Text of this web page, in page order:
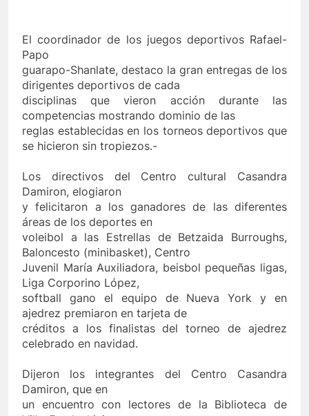
El coordinador de los juegos deportivos Rafael-
Papo
guarapo-Shanlate, destaco la gran entregas de los
dirigentes deportivos de cada
disciplinas que vieron acción durante las
competencias mostrando dominio de las
reglas establecidas en los torneos deportivos que
se hicieron sin tropiezos.-
Los directivos del Centro cultural Casandra
Damiron, elogiaron
y felicitaron a los ganadores de las diferentes
áreas de los deportes en
voleibol a las Estrellas de Betzaida Burroughs,
Baloncesto (minibasket), Centro
Juvenil María Auxiliadora, beisbol pequeñas ligas,
Liga Corporino López,
softball gano el equipo de Nueva York y en
ajedrez premiaron en tarjeta de
créditos a los finalistas del torneo de ajedrez
celebrado en navidad.
Dijeron los integrantes del Centro Casandra
Damiron, que en
un encuentro con lectores de la Biblioteca de